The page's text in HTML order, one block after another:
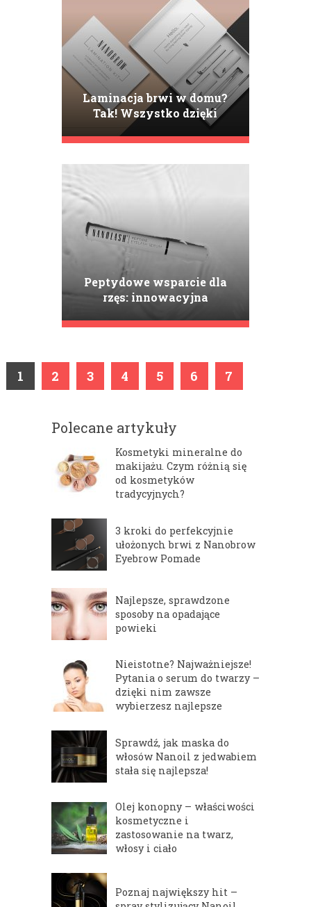
Laminacja brwi w domu?
Tak! Wszystko dzięki
Nanobrow Lamination Kit
Peptydowe wsparcie dla
rzęs: innowacyjna
odmienia kondycję rzęs
1 2 3 4 5 6 7
Polecane artykuły
Kosmetyki mineralne do
makijażu. Czym różnią się
od kosmetyków
tradycyjnych?
3 kroki do perfekcyjnie
ułożonych brwi z Nanobrow
Eyebrow Pomade
Najlepsze, sprawdzone
sposoby na opadające
powieki
Nieistotne? Najważniejsze!
Pytania o serum do twarzy –
dzięki nim zawsze
wybierzesz najlepsze
Sprawdź, jak maska do
włosów Nanoil z jedwabiem
stała się najlepsza!
Olej konopny – właściwości
kosmetyczne i
zastosowanie na twarz,
włosy i ciało
Poznaj największy hit –